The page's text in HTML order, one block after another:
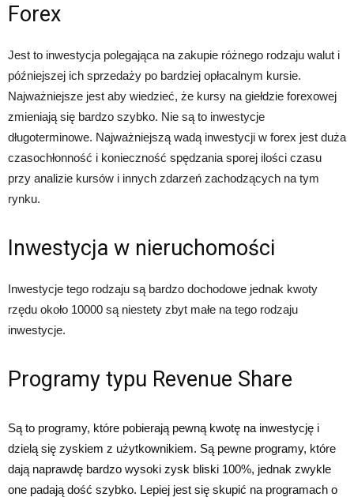
Forex
Jest to inwestycja polegająca na zakupie różnego rodzaju walut i
późniejszej ich sprzedaży po bardziej opłacalnym kursie.
Najważniejsze jest aby wiedzieć, że kursy na giełdzie forexowej
zmieniają się bardzo szybko. Nie są to inwestycje
długoterminowe. Najważniejszą wadą inwestycji w forex jest duża
czasochłonność i konieczność spędzania sporej ilości czasu
przy analizie kursów i innych zdarzeń zachodzących na tym
rynku.
Inwestycja w nieruchomości
Inwestycje tego rodzaju są bardzo dochodowe jednak kwoty
rzędu około 10000 są niestety zbyt małe na tego rodzaju
inwestycje.
Programy typu Revenue Share
Są to programy, które pobierają pewną kwotę na inwestycję i
dzielą się zyskiem z użytkownikiem. Są pewne programy, które
dają naprawdę bardzo wysoki zysk bliski 100%, jednak zwykle
one padają dość szybko. Lepiej jest się skupić na programach o